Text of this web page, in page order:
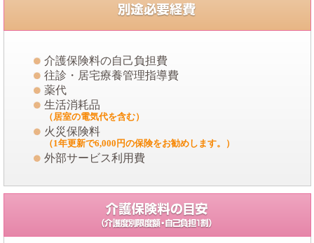
介護保険料の自己負担費
往診・居宅療養管理指導費
薬代
生活消耗品
（居室の電気代を含む）
火災保険料
（1年更新で6,000円の保険をお勧めします。）
外部サービス利用費